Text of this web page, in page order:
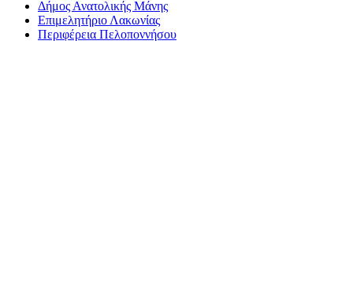
Δήμος Ανατολικής Μάνης
Επιμελητήριο Λακωνίας
Περιφέρεια Πελοποννήσου